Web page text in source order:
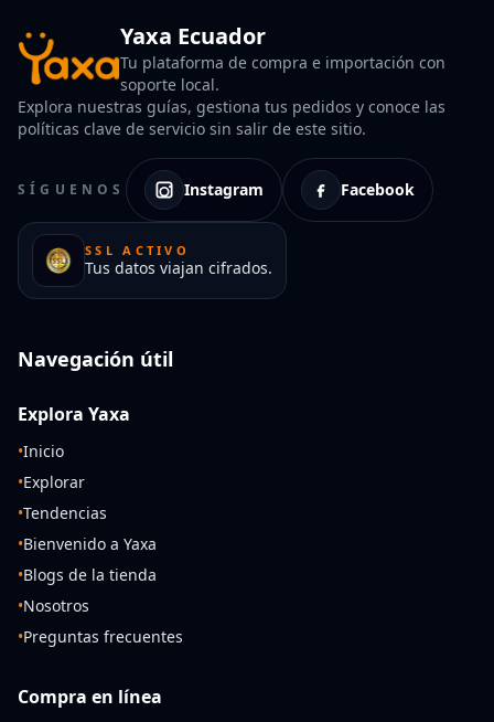
Yaxa Ecuador
Tu plataforma de compra e importación con
soporte local.
Explora nuestras guías, gestiona tus pedidos y conoce las
políticas clave de servicio sin salir de este sitio.
SÍGUENOS Instagram Facebook
SSL ACTIVO
Tus datos viajan cifrados.
Navegación útil
Explora Yaxa
•Inicio
•Explorar
•Tendencias
•Bienvenido a Yaxa
•Blogs de la tienda
•Nosotros
•Preguntas frecuentes
Compra en línea